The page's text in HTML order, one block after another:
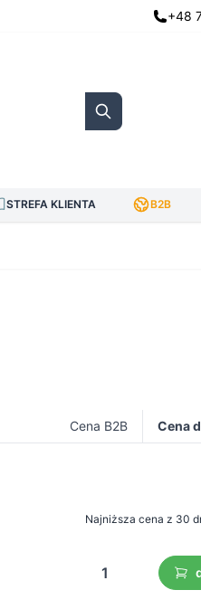
+48
Search
STREFA KLIENTA B2B
Cena B2B Cena
Najniższa cena z 30